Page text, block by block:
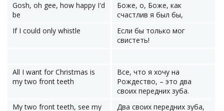
Gosh, oh gee, how happy I'd
be
Боже, о, Боже, как
счастлив я был бы,
If I could only whistle
Если бы только мог
свистеть!
All I want for Christmas is
my two front teeth
Все, что я хочу на
Рождество, – это два
своих передних зуба.
My two front teeth, see my
Два своих передних зуба,